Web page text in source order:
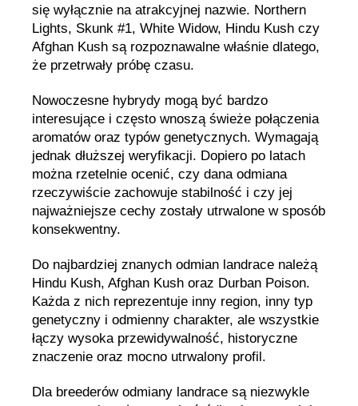
się wyłącznie na atrakcyjnej nazwie. Northern
Lights, Skunk #1, White Widow, Hindu Kush czy
Afghan Kush są rozpoznawalne właśnie dlatego,
że przetrwały próbę czasu.
Nowoczesne hybrydy mogą być bardzo
interesujące i często wnoszą świeże połączenia
aromatów oraz typów genetycznych. Wymagają
jednak dłuższej weryfikacji. Dopiero po latach
można rzetelnie ocenić, czy dana odmiana
rzeczywiście zachowuje stabilność i czy jej
najważniejsze cechy zostały utrwalone w sposób
konsekwentny.
Do najbardziej znanych odmian landrace należą
Hindu Kush, Afghan Kush oraz Durban Poison.
Każda z nich reprezentuje inny region, inny typ
genetyczny i odmienny charakter, ale wszystkie
łączy wysoka przewidywalność, historyczne
znaczenie oraz mocno utrwalony profil.
Dla breederów odmiany landrace są niezwykle